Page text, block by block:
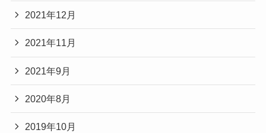
2021年12月
2021年11月
2021年9月
2020年8月
2019年10月